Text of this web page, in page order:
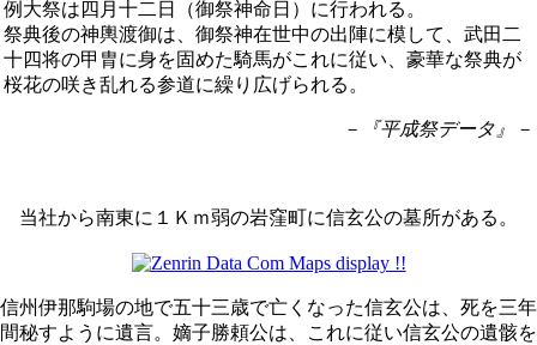
例大祭は四月十二日（御祭神命日）に行われる。
祭典後の神輿渡御は、御祭神在世中の出陣に模して、武田二
十四将の甲胄に身を固めた騎馬がこれに従い、豪華な祭典が
桜花の咲き乱れる参道に繰り広げられる。
－『平成祭データ』－
当社から南東に１Ｋｍ弱の岩窪町に信玄公の墓所がある。
信州伊那駒場の地で五十三歳で亡くなった信玄公は、死を三年
間秘すように遺言。嫡子勝頼公は、これに従い信玄公の遺骸を